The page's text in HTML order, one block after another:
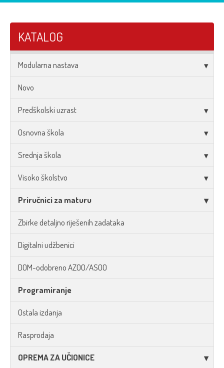
KATALOG
Modularna nastava
Novo
Predškolski uzrast
Osnovna škola
Srednja škola
Visoko školstvo
Priručnici za maturu
Zbirke detaljno riješenih zadataka
Digitalni udžbenici
DOM-odobreno AZOO/ASOO
Programiranje
Ostala izdanja
Rasprodaja
OPREMA ZA UČIONICE